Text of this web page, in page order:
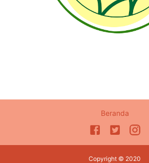
Beranda
Copyright © 2020